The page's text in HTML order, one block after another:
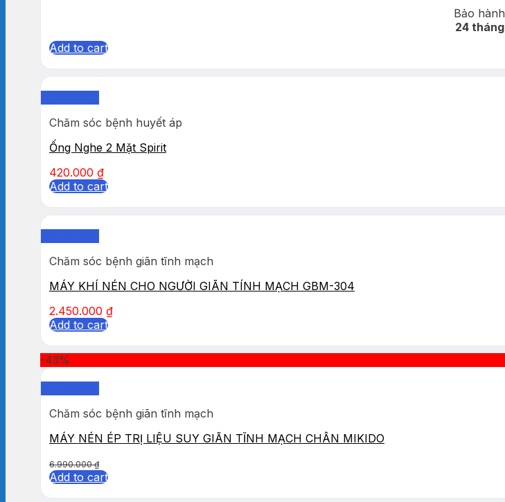
Bảo hành
24 tháng
Add to cart
Chăm sóc bệnh huyết áp
Ống Nghe 2 Mặt Spirit
420.000 ₫
Add to cart
Chăm sóc bệnh giãn tĩnh mạch
MÁY KHÍ NÉN CHO NGƯỜI GIÃN TÍNH MẠCH GBM-304
2.450.000 ₫
Add to cart
-43%
Chăm sóc bệnh giãn tĩnh mạch
MÁY NÉN ÉP TRỊ LIỆU SUY GIÃN TĨNH MẠCH CHÂN MIKIDO
6.990.000₫
Add to cart